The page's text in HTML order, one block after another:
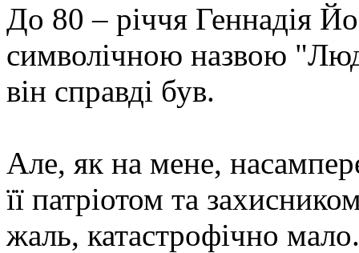
До 80 – річчя Геннадія
символічною назвою
він справді був.
Але, як на мене,
її патріотом та
жаль, катастрофічно мало.